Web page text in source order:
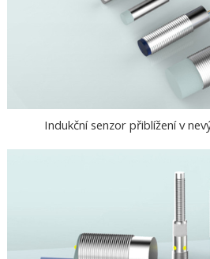
Indukční senzor přiblížení v